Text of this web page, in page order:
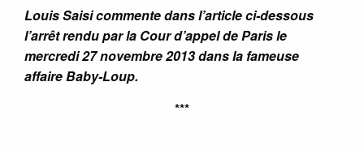
Louis Saisi commente dans l’article ci-dessous
l’arrêt rendu par la Cour d’appel de Paris le
mercredi 27 novembre 2013 dans la fameuse
affaire Baby-Loup.
***